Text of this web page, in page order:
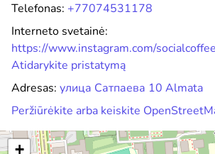
Telefonas: +77074531178
Interneto svetainė:
https://www.instagram.com/
Atidarykite pristatymą
Adresas: улица Сатпаева 10 Almata
Peržiūrėkite arba keiskite
+